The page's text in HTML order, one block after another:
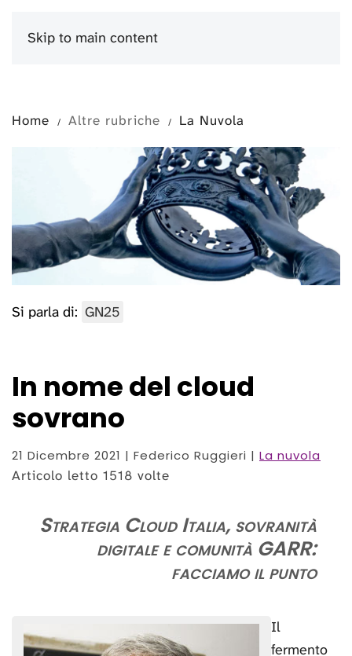
Skip to main content
Home Altre rubriche La Nuvola
Si parla di: GN25
In nome del cloud
sovrano
21 Dicembre 2021 | Federico Ruggieri | La nuvola
Articolo letto 1518 volte
Strategia Cloud Italia, sovranità
digitale e comunità GARR:
facciamo il punto
Il
fermento